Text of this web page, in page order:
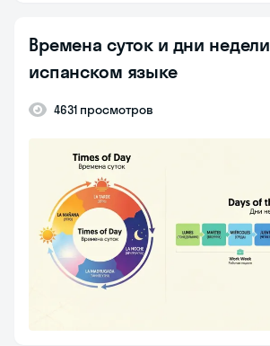
Времена суток и дни
испанском языке
4631 просмотров